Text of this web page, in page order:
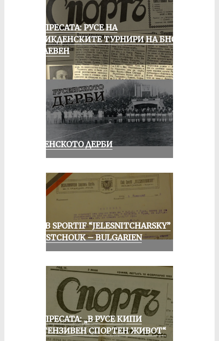
ОТ ПРЕСАТА: РУСЕ НА
ВЕЛИКДЕНСКИТЕ ТУРНИРИ НА БНСФ
В ПЛЕВЕН
РУСЕНСКОТО ДЕРБИ
CLUB SPORTIF “JELESNITCHARSKY”
ROUSTCHOUK – BULGARIEN
ОТ ПРЕСАТА: „В РУСЕ КИПИ
ИНТЕНЗИВЕН СПОРТЕН ЖИВОТ“